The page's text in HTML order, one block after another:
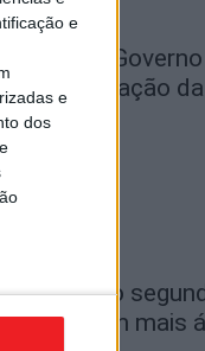
e
e
dos
do Sul:
Interpretação da
Viseu é o
país com mais